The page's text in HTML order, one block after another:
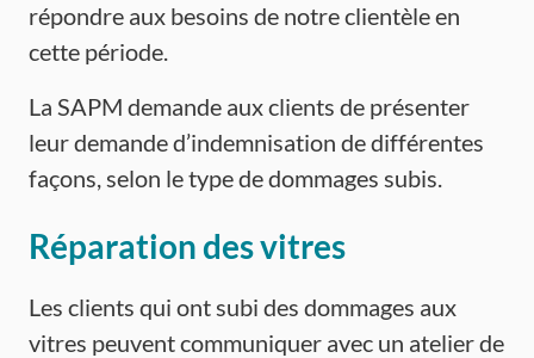
répondre aux besoins de notre clientèle en
cette période.
La SAPM demande aux clients de présenter
leur demande d’indemnisation de différentes
façons, selon le type de dommages subis.
Réparation des vitres
Les clients qui ont subi des dommages aux
vitres peuvent communiquer avec un atelier de